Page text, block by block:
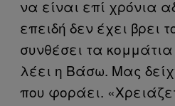
να είναι επί χρόνια
επειδή δεν έχει βρει
συνθέσει τα
λέει η Βάσω. Μας
που φοράει.